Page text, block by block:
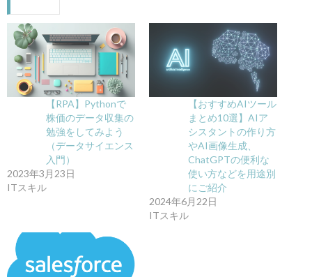
【RPA】Pythonで
株価のデータ収集の
勉強をしてみよう
（データサイエンス
入門）
2023年3月23日
ITスキル
【おすすめAIツール
まとめ10選】AIア
シスタントの作り方
やAI画像生成、
ChatGPTの便利な
使い方などを用途別
にご紹介
2024年6月22日
ITスキル